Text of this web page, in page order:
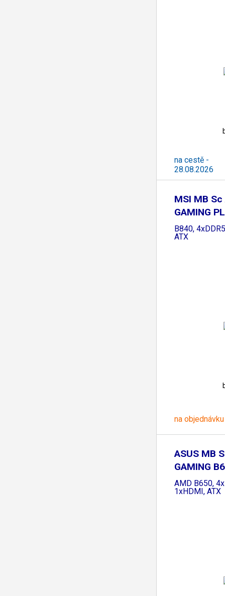
na cestě -
28.08.2026
MSI MB
GAMING
AMD
B840,
ATX
na objednávku
ASUS MB
GAMING
AMD B650,
1xHDMI, ATX